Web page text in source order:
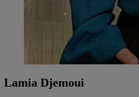
Lamia Djemoui